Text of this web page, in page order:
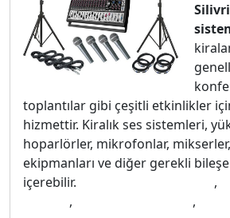
toplantılar gibi çeşitli etkinlikler
hizmettir. Kiralık ses sistemleri,
hoparlörler, mikrofonlar,
ekipmanları ve diğer gerekli
içerebilir.
,
, ,